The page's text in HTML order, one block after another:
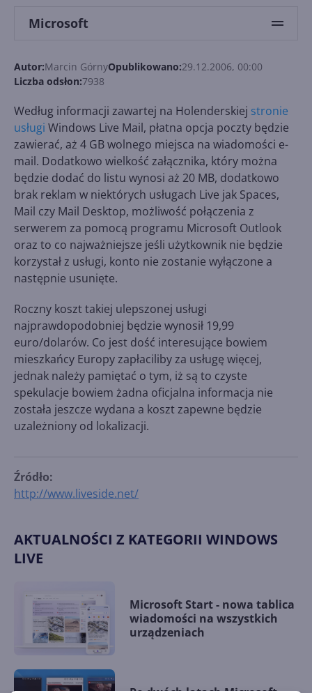
Microsoft
Autor:Marcin GórnyOpublikowano:29.12.2006, 00:00
Liczba odsłon:7938
Według informacji zawartej na Holenderskiej stronie
usługi Windows Live Mail, płatna opcja poczty będzie
zawierać, aż 4 GB wolnego miejsca na wiadomości e-
mail. Dodatkowo wielkość załącznika, który można
będzie dodać do listu wynosi aż 20 MB, dodatkowo
brak reklam w niektórych usługach Live jak Spaces,
Mail czy Mail Desktop, możliwość połączenia z
serwerem za pomocą programu Microsoft Outlook
oraz to co najważniejsze jeśli użytkownik nie będzie
korzystał z usługi, konto nie zostanie wyłączone a
następnie usunięte.
Roczny koszt takiej ulepszonej usługi
najprawdopodobniej będzie wynosił 19,99
euro/dolarów. Co jest dość interesujące bowiem
mieszkańcy Europy zapłaciliby za usługę więcej,
jednak należy pamiętać o tym, iż są to czyste
spekulacje bowiem żadna oficjalna informacja nie
została jeszcze wydana a koszt zapewne będzie
uzależniony od lokalizacji.
Źródło:
http://www.liveside.net/
AKTUALNOŚCI Z KATEGORII WINDOWS
LIVE
Microsoft Start - nowa tablica
wiadomości na wszystkich
urządzeniach